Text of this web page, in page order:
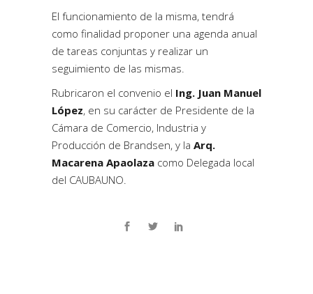
El funcionamiento de la misma, tendrá
como finalidad proponer una agenda anual
de tareas conjuntas y realizar un
seguimiento de las mismas.
Rubricaron el convenio el Ing. Juan Manuel
López, en su carácter de Presidente de la
Cámara de Comercio, Industria y
Producción de Brandsen, y la Arq.
Macarena Apaolaza como Delegada local
del CAUBAUNO.